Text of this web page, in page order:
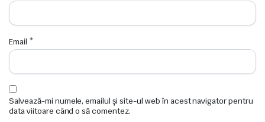
Email *
Salvează-mi numele, emailul și site-ul web în acest navigator pentru
data viitoare când o să comentez.